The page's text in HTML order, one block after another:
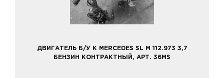
ДВИГАТЕЛЬ Б/У К MERCEDES SL M 112.973 3,7
БЕНЗИН КОНТРАКТНЫЙ, АРТ. 36MS